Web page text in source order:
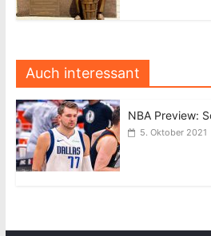
Auch interessant
NBA Preview:
5. Oktober 2021